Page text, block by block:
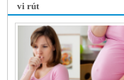
vi rút